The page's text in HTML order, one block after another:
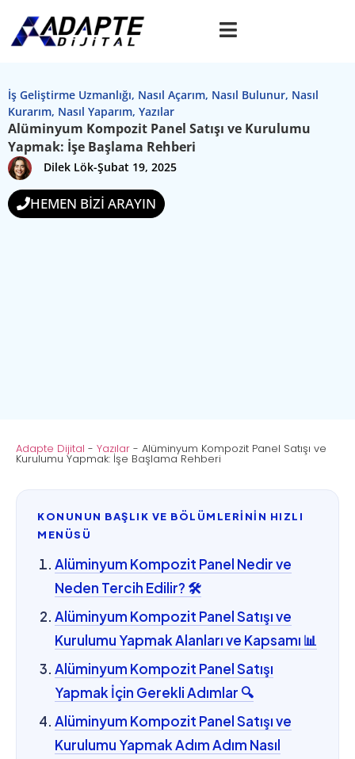
İş Geliştirme Uzmanlığı, Nasıl Açarım, Nasıl Bulunur, Nasıl
Kurarım, Nasıl Yaparım, Yazılar
Alüminyum Kompozit Panel Satışı ve Kurulumu
Yapmak: İşe Başlama Rehberi
Dilek Lök-Şubat 19, 2025
HEMEN BİZİ ARAYIN
Adapte Dijital - Yazılar - Alüminyum Kompozit Panel Satışı ve
Kurulumu Yapmak: İşe Başlama Rehberi
KONUNUN BAŞLIK VE BÖLÜMLERİNİN HIZLI
MENÜSÜ
Alüminyum Kompozit Panel Nedir ve
Neden Tercih Edilir? 🛠️
Alüminyum Kompozit Panel Satışı ve
Kurulumu Yapmak Alanları ve Kapsamı 📊
Alüminyum Kompozit Panel Satışı
Yapmak İçin Gerekli Adımlar 🔍
Alüminyum Kompozit Panel Satışı ve
Kurulumu Yapmak Adım Adım Nasıl